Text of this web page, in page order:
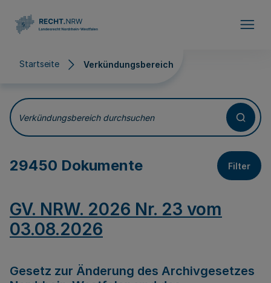
Startseite Verkündungsbereich
Verkündungsbereich
Verkündungsbereich durchsuchen
29450 Dokumente Filter
GV. NRW. 2026 Nr. 23 vom
03.08.2026
Gesetz zur Änderung des Archivgesetzes